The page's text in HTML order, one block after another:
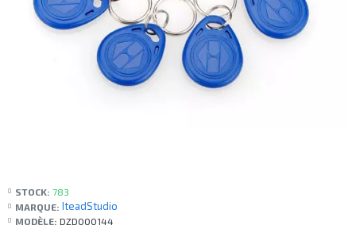
STOCK: 783
MARQUE: IteadStudio
MODÈLE: DZD000144